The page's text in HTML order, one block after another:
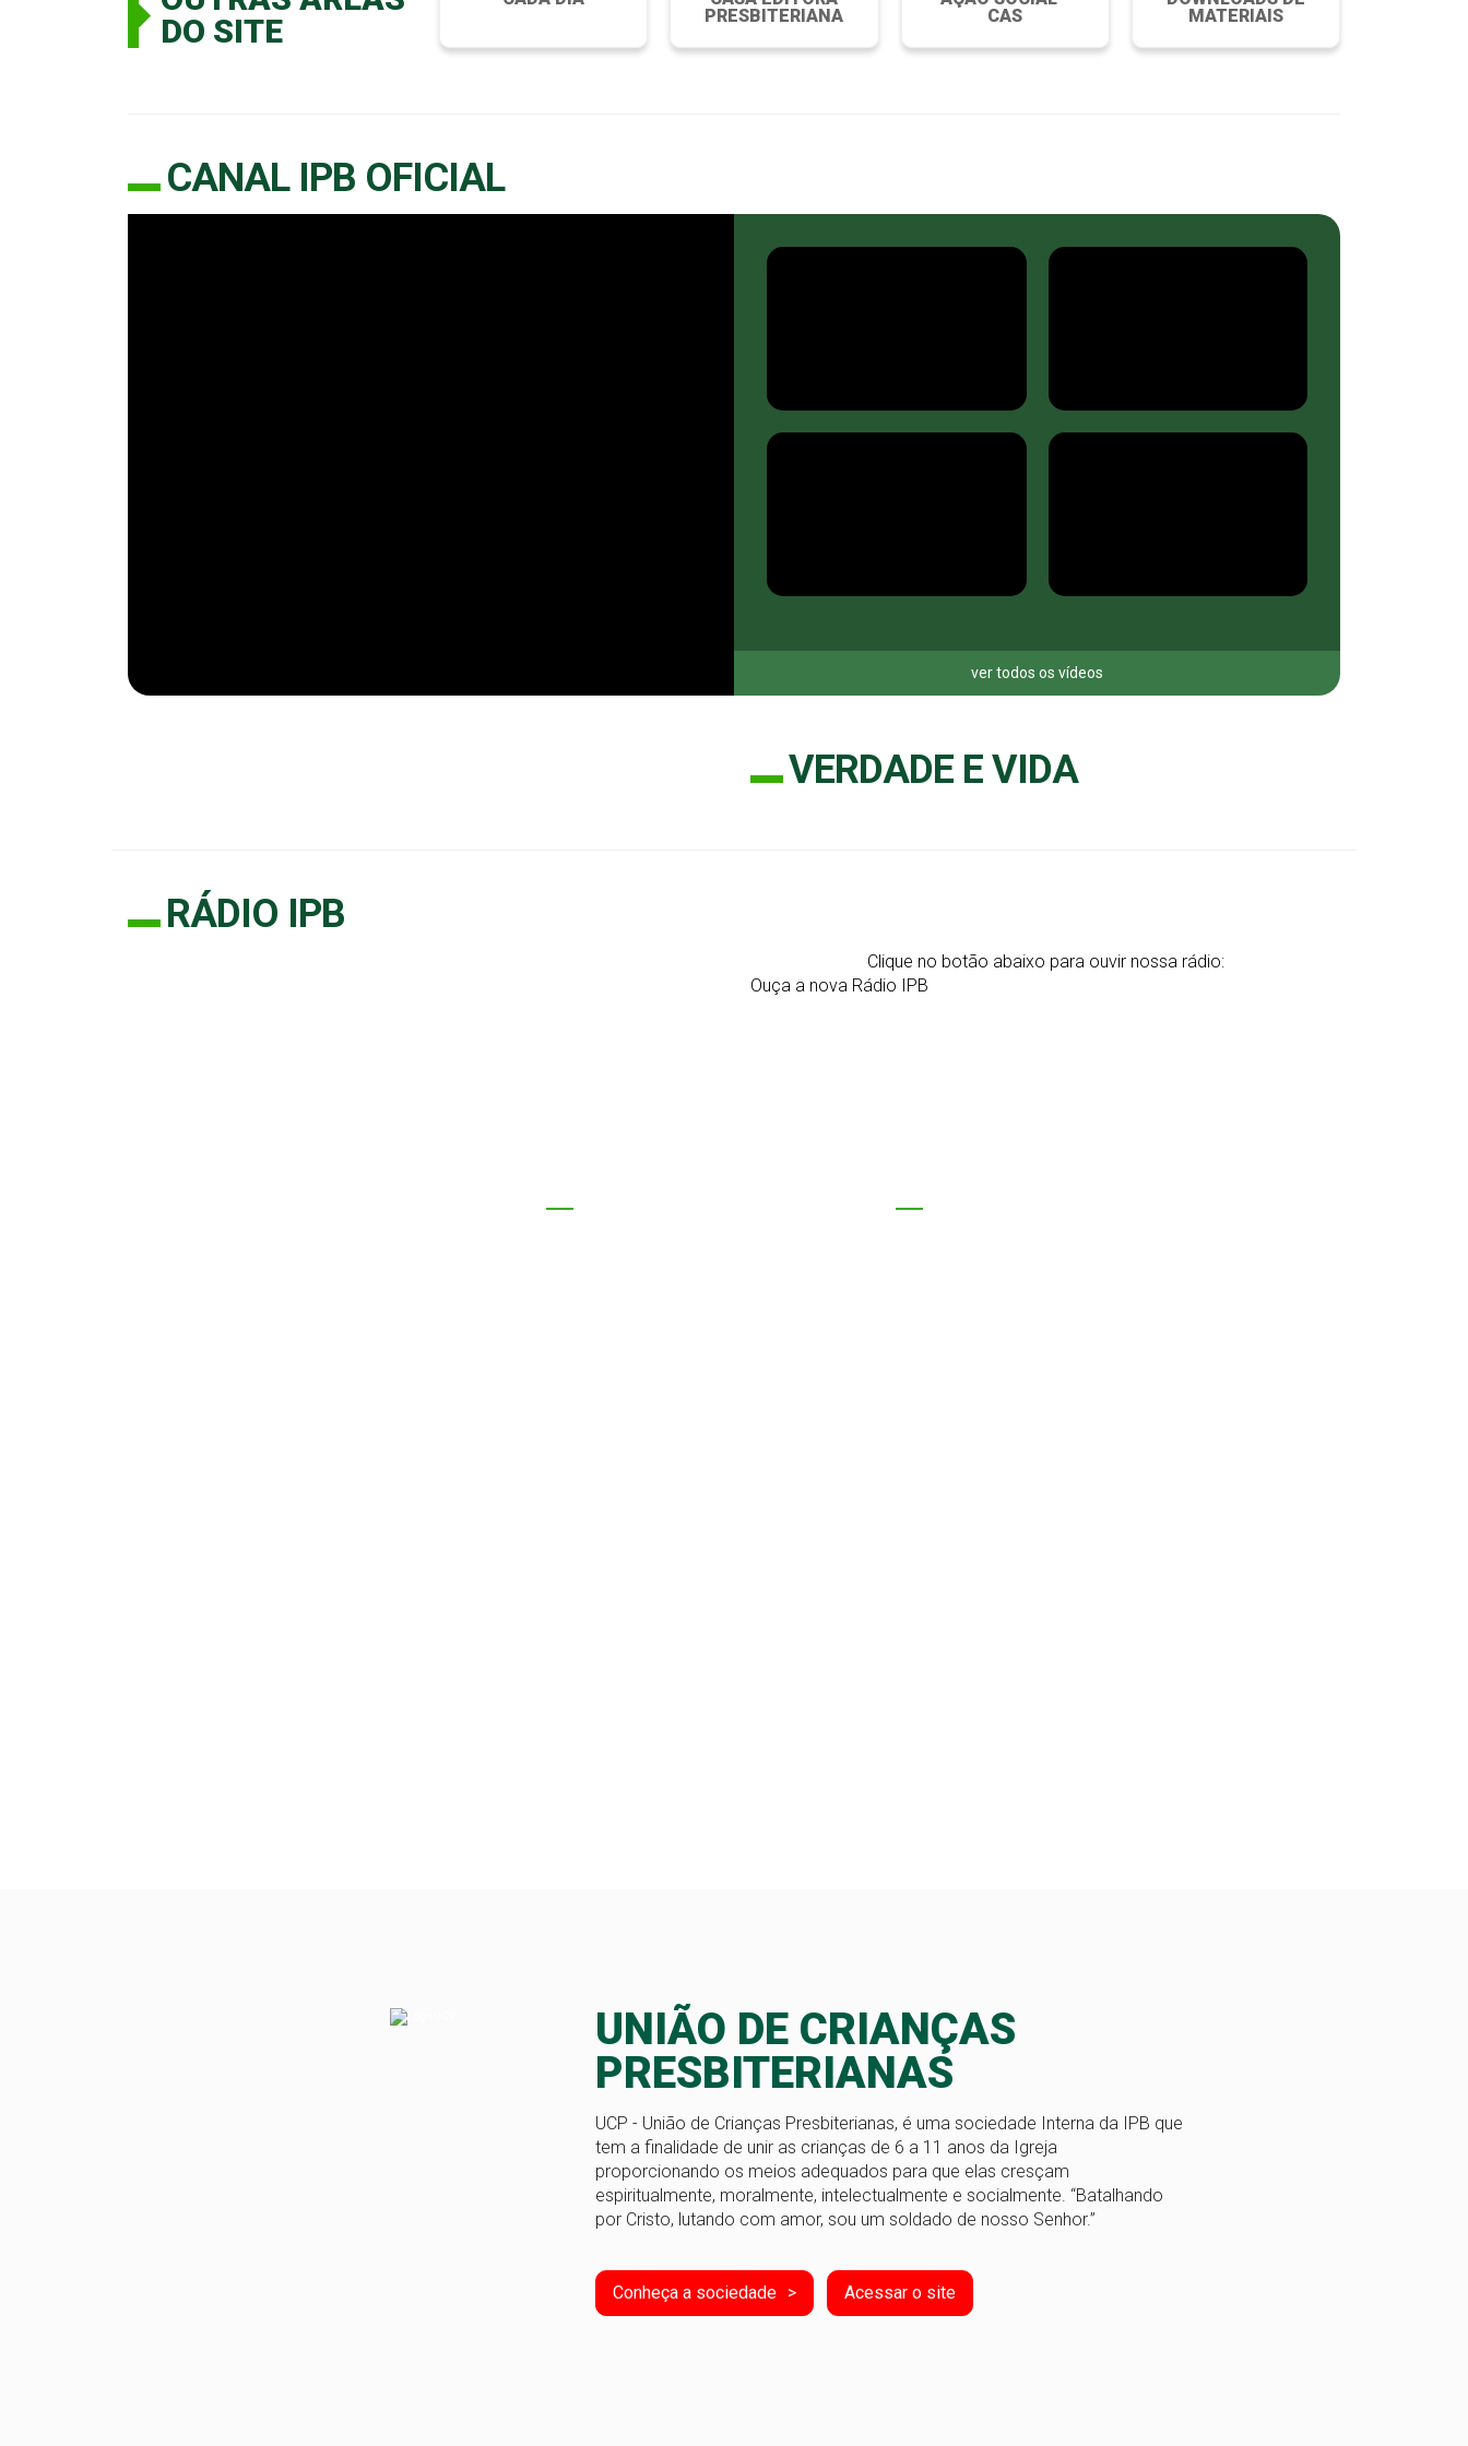
DO SITE
PRESBITERIANA
CAS
MATERIAIS
CANAL IPB OFICIAL
ver todos os vídeos
VERDADE E VIDA
RÁDIO IPB
Clique no botão abaixo para ouvir nossa rádio:
Ouça a nova Rádio IPB
UNIÃO DE CRIANÇAS
PRESBITERIANAS
UCP - União de Crianças Presbiterianas, é uma sociedade Interna da IPB que
tem a finalidade de unir as crianças de 6 a 11 anos da Igreja
proporcionando os meios adequados para que elas cresçam
espiritualmente, moralmente, intelectualmente e socialmente. “Batalhando
por Cristo, lutando com amor, sou um soldado de nosso Senhor.”
Conheça a sociedade Acessar o site